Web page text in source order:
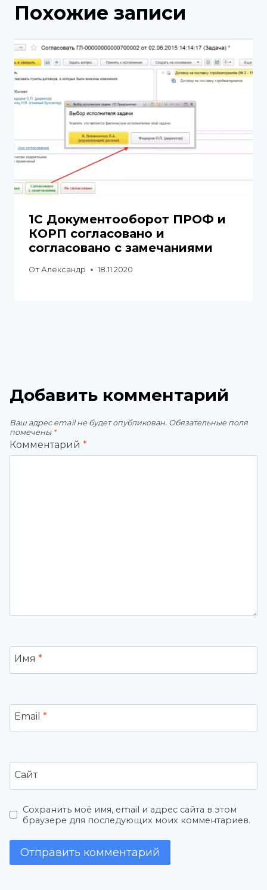
Похожие записи
1С Документооборот ПРОФ и
КОРП согласовано и
согласовано с замечаниями
От Александр 18.11.2020
Добавить комментарий
Ваш адрес email не будет опубликован. Обязательные поля
помечены *
Комментарий *
Имя *
Email *
Сайт
Сохранить моё имя, email и адрес сайта в этом
браузере для последующих моих комментариев.